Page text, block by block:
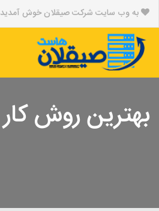
به وب سایت شرکت صیقلان خوش آمدید
بهترین روش کار